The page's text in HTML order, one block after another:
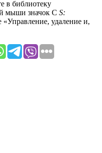
в библиотеку
мыши значок C S:
«Управление, удаление и,